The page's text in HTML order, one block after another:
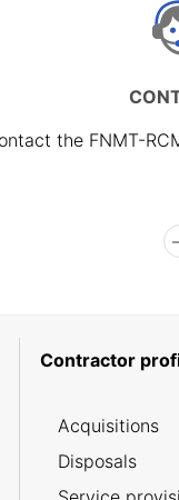
the FNMT-
Contractor
Acquisitions
Disposals